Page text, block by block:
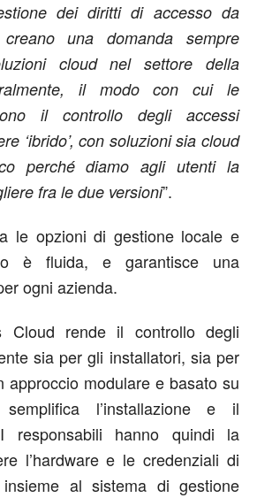
dei diritti di accesso da
una domanda sempre
cloud nel settore della
il modo con cui le
il controllo degli accessi
‘ibrido’, con soluzioni sia cloud
perché diamo agli utenti la
fra le due versioni”.
le opzioni di gestione locale e
è fluida, e garantisce una
ogni azienda.
Cloud rende il controllo degli
sia per gli installatori, sia per
approccio modulare e basato su
l’installazione e il
responsabili hanno quindi la
l’hardware e le credenziali di
al sistema di gestione